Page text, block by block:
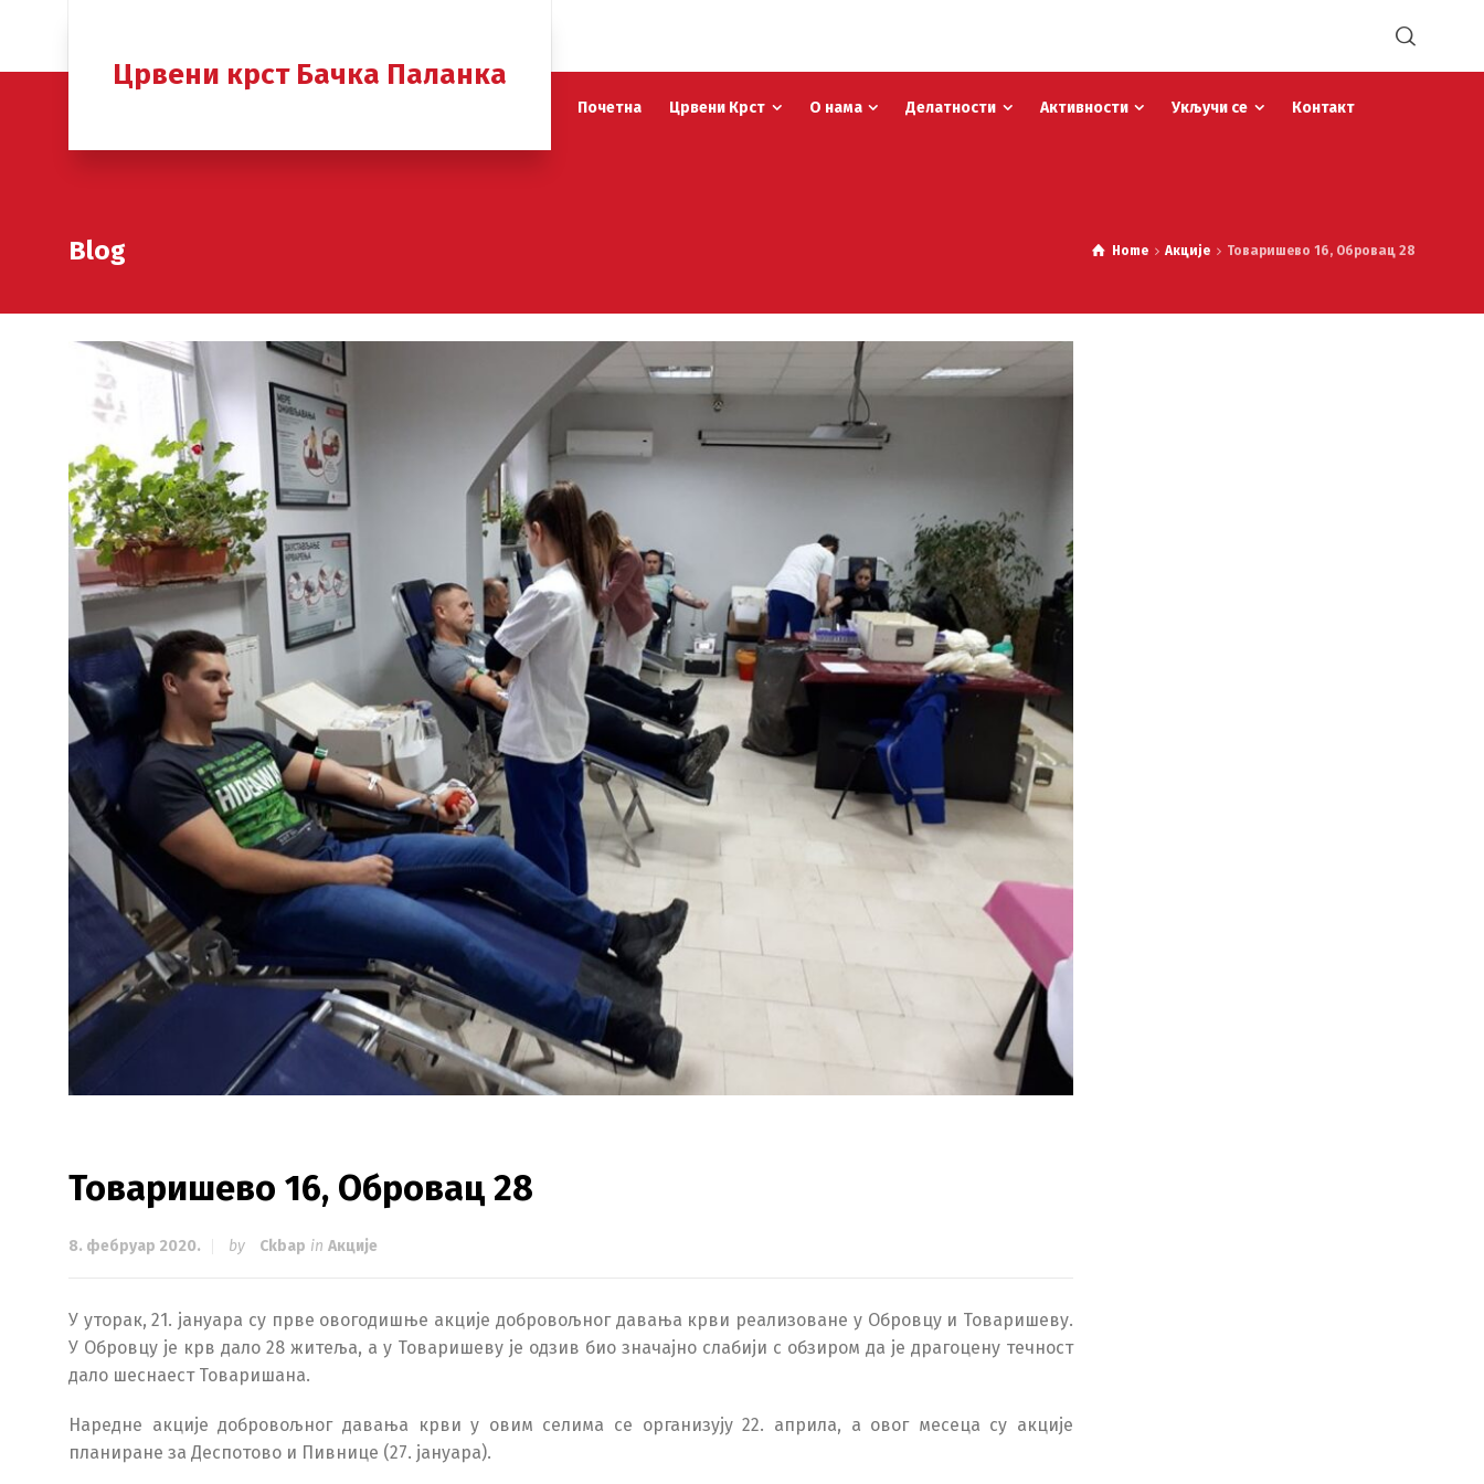
Црвени крст Бачка Паланка
Почетна Црвени Крст О нама Делатности Активности Укључи се Контакт
Blog Home Акције Товаришево 16, Обровац 28
Товаришево 16, Обровац 28
8. фебруар 2020. by Ckbap in Акције
У уторак, 21. јануара су прве овогодишње акције добровољног давања крви реализоване у Обровцу и Товаришеву.
У Обровцу је крв дало 28 житеља, а у Товаришеву је одзив био значајно слабији с обзиром да је драгоцену течност
дало шеснаест Товаришана.
Наредне акције добровољног давања крви у овим селима се организују 22. априла, а овог месеца су акције
планиране за Деспотово и Пивнице (27. јануара).